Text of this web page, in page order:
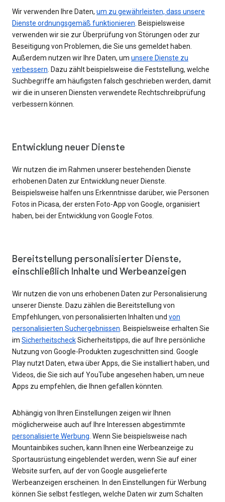
Wir verwenden Ihre Daten, um zu gewährleisten, dass unsere
Dienste ordnungsgemäß funktionieren . Beispielsweise
verwenden wir sie zur Überprüfung von Störungen oder zur
Beseitigung von Problemen, die Sie uns gemeldet haben.
Außerdem nutzen wir Ihre Daten, um unsere Dienste zu
verbessern . Dazu zählt beispielsweise die Feststellung, welche
Suchbegriffe am häufigsten falsch geschrieben werden, damit
wir die in unseren Diensten verwendete Rechtschreibprüfung
verbessern können.
Entwicklung neuer Dienste
Wir nutzen die im Rahmen unserer bestehenden Dienste
erhobenen Daten zur Entwicklung neuer Dienste.
Beispielsweise halfen uns Erkenntnisse darüber, wie Personen
Fotos in Picasa, der ersten Foto-App von Google, organisiert
haben, bei der Entwicklung von Google Fotos.
Bereitstellung personalisierter Dienste,
einschließlich Inhalte und Werbeanzeigen
Wir nutzen die von uns erhobenen Daten zur Personalisierung
unserer Dienste. Dazu zählen die Bereitstellung von
Empfehlungen, von personalisierten Inhalten und von
personalisierten Suchergebnissen . Beispielsweise erhalten Sie
im SicherheitscheckSicherheitstipps, die auf Ihre persönliche
Nutzung von Google-Produkten zugeschnitten sind. Google
Play nutzt Daten, etwa über Apps, die Sie installiert haben, und
Videos, die Sie sich auf YouTube angesehen haben, um neue
Apps zu empfehlen, die Ihnen gefallen könnten.
Abhängig von Ihren Einstellungen zeigen wir Ihnen
möglicherweise auch auf Ihre Interessen abgestimmte
personalisierte Werbung . Wenn Sie beispielsweise nach
Mountainbikes suchen, kann Ihnen eine Werbeanzeige zu
Sportausrüstung eingeblendet werden, wenn Sie auf einer
Website surfen, auf der von Google ausgelieferte
Werbeanzeigen erscheinen. In den Einstellungen für Werbung
können Sie selbst festlegen, welche Daten wir zum Schalten